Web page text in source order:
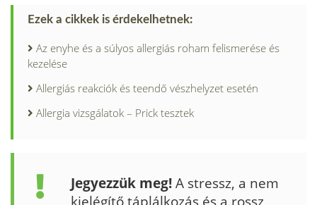
Ezek a cikkek is érdekelhetnek:
Az enyhe és a súlyos allergiás roham felismerése és
kezelése
Allergiás reakciók és teendő vészhelyzet esetén
Allergia vizsgálatok – Prick tesztek
Jegyezzük meg!A stressz, a nem